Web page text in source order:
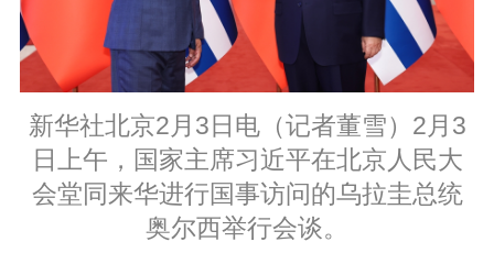
新华社北京2月3日电（记者董雪）2月3
日上午，国家主席习近平在北京人民大
会堂同来华进行国事访问的乌拉圭总统
奥尔西举行会谈。